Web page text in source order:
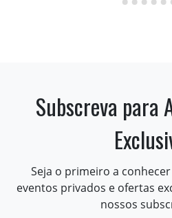
Subscreva para
Seja o primeiro a
eventos privados e ofertas
nossos